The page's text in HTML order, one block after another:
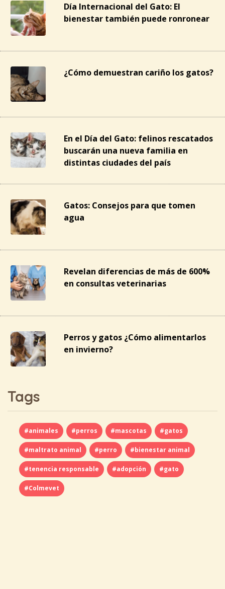
Día Internacional del Gato: El
bienestar también puede ronronear
¿Cómo demuestran cariño los gatos?
En el Día del Gato: felinos rescatados
buscarán una nueva familia en
distintas ciudades del país
Gatos: Consejos para que tomen
agua
Revelan diferencias de más de 600%
en consultas veterinarias
Perros y gatos ¿Cómo alimentarlos
en invierno?
Tags
#animales #perros #mascotas #gatos
#maltrato animal #perro #bienestar animal
#tenencia responsable #adopción #gato
#Colmevet